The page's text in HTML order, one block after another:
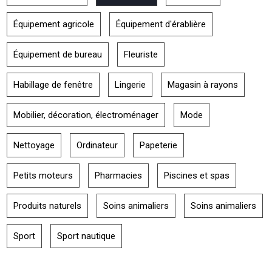
Équipement agricole Équipement d'érablière
Équipement de bureau Fleuriste
Habillage de fenêtre Lingerie Magasin à rayons
Mobilier, décoration, électroménager Mode
Nettoyage Ordinateur Papeterie
Petits moteurs Pharmacies Piscines et spas
Produits naturels Soins animaliers Soins animaliers
Sport Sport nautique